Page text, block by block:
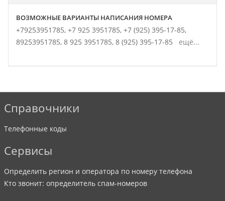
ВОЗМОЖНЫЕ ВАРИАНТЫ НАПИСАНИЯ НОМЕРА
+79253951785, +7 925 3951785, +7 (925) 395-17-85,
89253951785, 8 925 3951785, 8 (925) 395-17-85 ещё...
Справочники
Телефонные коды
Сервисы
Определить регион и оператора по номеру телефона
Кто звонит: определитель спам-номеров